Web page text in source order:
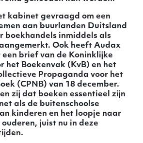
kabinet gevraagd om een
aan buurlanden Duitsland
boekhandels inmiddels als
Ook heeft Audax
een brief van de Koninklijke
het Boekenvak (KvB) en het
Propaganda voor het
(CPNB) van 18 december.
zij dat boeken essentieel zijn
als de buitenschoolse
kinderen en het loopje naar
juist nu in deze